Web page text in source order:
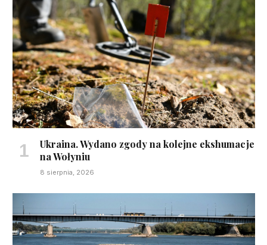
Ukraina. Wydano zgody na kolejne ekshumacje
na Wołyniu
8 sierpnia, 2026